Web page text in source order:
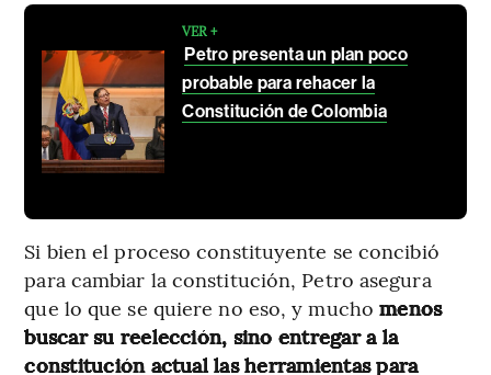
VER +
Petro presenta un plan poco
probable para rehacer la
Constitución de Colombia
Si bien el proceso constituyente se concibió
para cambiar la constitución, Petro asegura
que lo que se quiere no eso, y mucho menos
buscar su reelección, sino entregar a la
constitución actual las herramientas para